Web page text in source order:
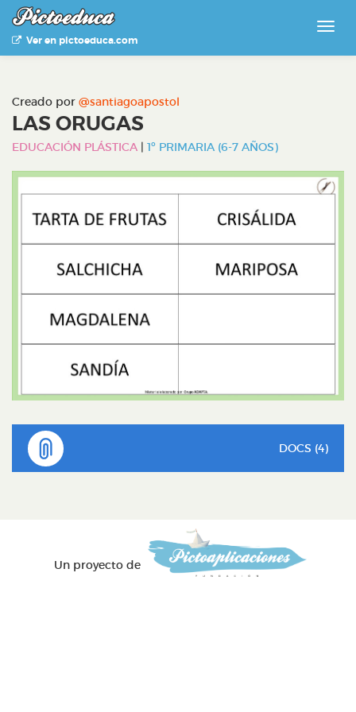
Ver en pictoeduca.com
Creado por @santiagoapostol
LAS ORUGAS
EDUCACIÓN PLÁSTICA | 1º PRIMARIA (6-7 AÑOS)
DOCS (4)
Un proyecto de